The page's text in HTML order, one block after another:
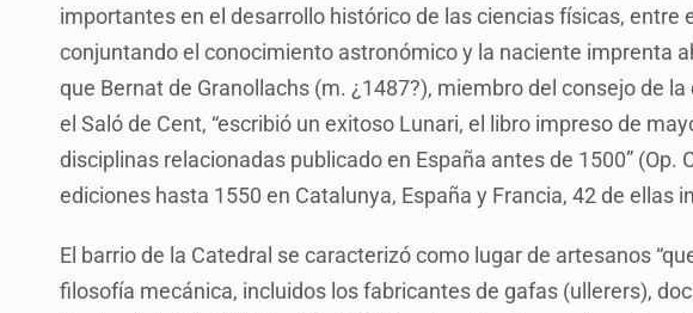
importantes en el desarrollo histórico de las ciencias físicas, entre
conjuntando el conocimiento astronómico y la naciente imprenta
que Bernat de Granollachs (m. ¿1487?), miembro del consejo de
el Saló de Cent, “escribió un exitoso Lunari, el libro impreso de
disciplinas relacionadas publicado en España antes de 1500” (Op.
ediciones hasta 1550 en Catalunya, España y Francia, 42 de ellas
El barrio de la Catedral se caracterizó como lugar de artesanos
filosofía mecánica, incluidos los fabricantes de gafas (ullerers),